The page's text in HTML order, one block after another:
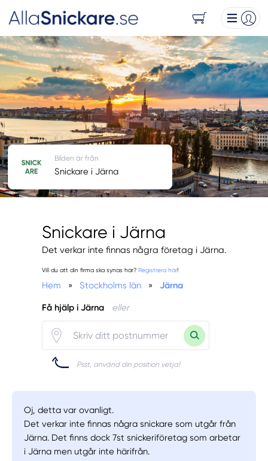
Snickare i Järna
Det verkar inte finnas några företag i Järna.
Vill du att din firma ska synas här? Registrera här!
Hem » Stockholms län » Järna
Få hjälp i Järna eller
Psst, använd din position vetja!
Bilden är från
Snickare i Järna
Oj, detta var ovanligt.
Det verkar inte finnas några snickare som utgår från
Järna. Det finns dock 7st snickeriföretag som arbetar
i Järna men utgår inte härifrån.